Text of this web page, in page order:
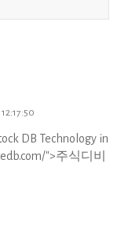
DB Technology in
">주식디비